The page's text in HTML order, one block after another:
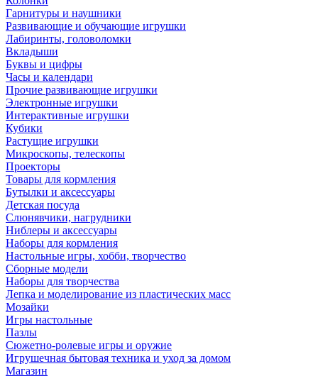
Гарнитуры и наушники
Развивающие и обучающие игрушки
Лабиринты, головоломки
Вкладыши
Буквы и цифры
Часы и календари
Прочие развивающие игрушки
Электронные игрушки
Интерактивные игрушки
Кубики
Растущие игрушки
Микроскопы, телескопы
Проекторы
Товары для кормления
Бутылки и аксессуары
Детская посуда
Слюнявчики, нагрудники
Ниблеры и аксессуары
Наборы для кормления
Настольные игры, хобби, творчество
Сборные модели
Наборы для творчества
Лепка и моделирование из пластических масс
Мозайки
Игры настольные
Пазлы
Сюжетно-ролевые игры и оружие
Игрушечная бытовая техника и уход за домом
Магазин